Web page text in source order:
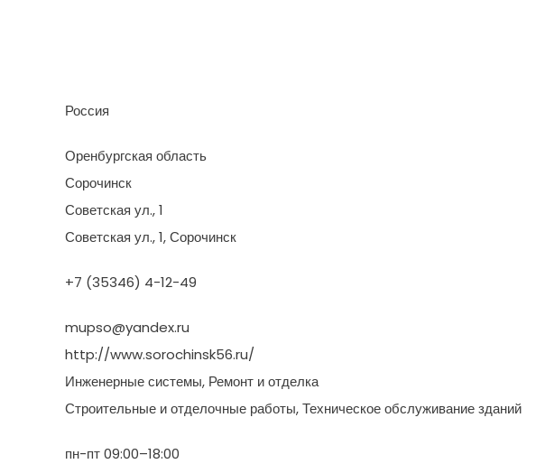
Россия
Оренбургская область
Сорочинск
Советская ул., 1
Советская ул., 1, Сорочинск
+7 (35346) 4-12-49
mupso@yandex.ru
http://www.sorochinsk56.ru/
Инженерные системы, Ремонт и отделка
Строительные и отделочные работы, Техническое обслуживание зданий
пн-пт 09:00–18:00